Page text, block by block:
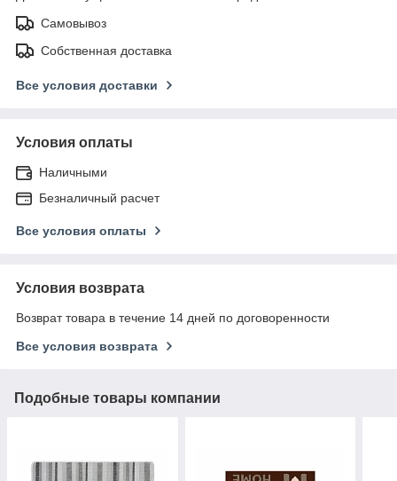
Самовывоз
Собственная доставка
Все условия доставки
Условия оплаты
Наличными
Безналичный расчет
Все условия оплаты
Условия возврата
Возврат товара в течение 14 дней по договоренности
Все условия возврата
Подобные товары компании